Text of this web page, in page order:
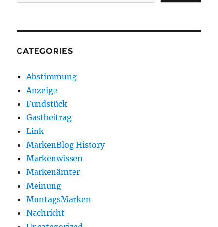
CATEGORIES
Abstimmung
Anzeige
Fundstück
Gastbeitrag
Link
MarkenBlog History
Markenwissen
Markenämter
Meinung
MontagsMarken
Nachricht